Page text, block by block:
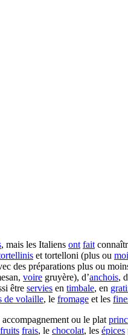
, mais les Italiens ont fait
et tortelloni (plus ou
des préparations plus ou
voire gruyère), d’anchois,
être servies en timbale, en
de volaille, le fromage et les
ou le plat
fruits frais, le chocolat, les épices